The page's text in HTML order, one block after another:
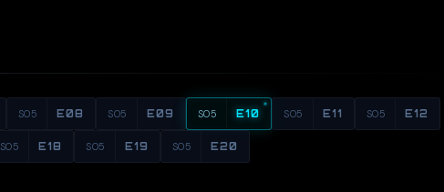
S05 E08 S05 E09 S05 E10 S05 E11 S05 E12
S05 E18 S05 E19 S05 E20